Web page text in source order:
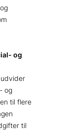
og
udvider
og
til flere
til